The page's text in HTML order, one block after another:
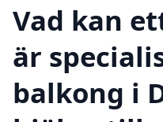
Vad kan
är
balkong i